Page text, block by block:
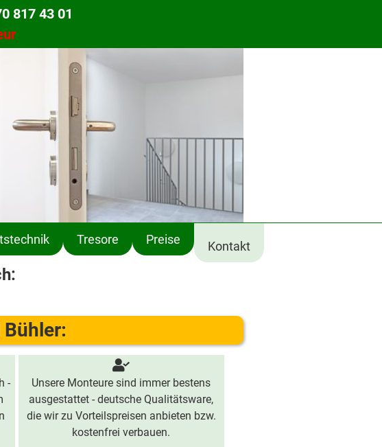
817 43 01
Tresore Preise Kontakt
-
Unsere Monteure sind immer bestens
ausgestattet - deutsche Qualitätsware,
die wir zu Vorteilspreisen anbieten bzw.
kostenfrei verbauen.